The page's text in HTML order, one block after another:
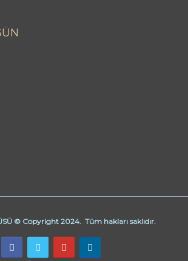
© Copyright 2024. Tüm hakları saklıdır.